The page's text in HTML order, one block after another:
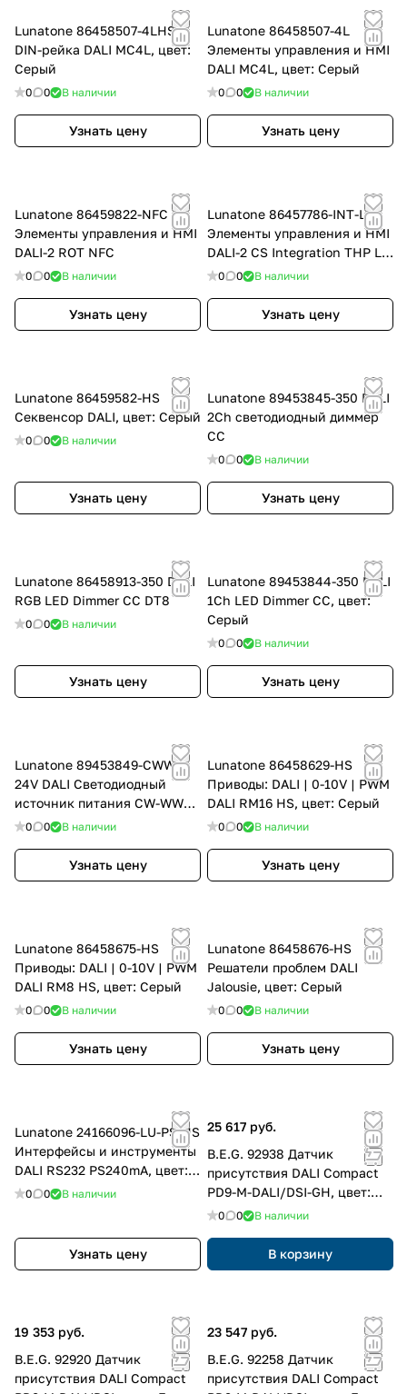
Lunatone 86458507-4LHS
DIN-рейка DALI MC4L, цвет:
Серый
0 0 В наличии
Узнать цену
Lunatone 86458507-4L
Элементы управления и HMI
DALI MC4L, цвет: Серый
0 0 В наличии
Узнать цену
Lunatone 86459822-NFC
Элементы управления и HMI
DALI-2 ROT NFC
0 0 В наличии
Узнать цену
Lunatone 86457786-INT-LE
Элементы управления и HMI
DALI-2 CS Integration THP LE,
цвет: Чёрный
0 0 В наличии
Узнать цену
Lunatone 86459582-HS
Секвенсор DALI, цвет: Серый
0 0 В наличии
Узнать цену
Lunatone 89453845-350 DALI
2Ch светодиодный диммер
CC
0 0 В наличии
Узнать цену
Lunatone 86458913-350 DALI
RGB LED Dimmer CC DT8
0 0 В наличии
Узнать цену
Lunatone 89453844-350 DALI
1Ch LED Dimmer CC, цвет:
Серый
0 0 В наличии
Узнать цену
Lunatone 89453849-CWW-
24V DALI Светодиодный
источник питания CW-WW
CV, цвет: Серый
0 0 В наличии
Узнать цену
Lunatone 86458629-HS
Приводы: DALI | 0-10V | PWM
DALI RM16 HS, цвет: Серый
0 0 В наличии
Узнать цену
Lunatone 86458675-HS
Приводы: DALI | 0-10V | PWM
DALI RM8 HS, цвет: Серый
0 0 В наличии
Узнать цену
Lunatone 86458676-HS
Решатели проблем DALI
Jalousie, цвет: Серый
0 0 В наличии
Узнать цену
Lunatone 24166096-LU-PS-HS
Интерфейсы и инструменты
DALI RS232 PS240mA, цвет:
Серый
0 0 В наличии
Узнать цену
25 617 руб.
B.E.G. 92938 Датчик
присутствия DALI Compact
PD9-M-DALI/DSI-GH, цвет:
Белый матовый, похожий
0 0 В наличии
В корзину
19 353 руб.
B.E.G. 92920 Датчик
присутствия DALI Compact
23 547 руб.
B.E.G. 92258 Датчик
присутствия DALI Compact